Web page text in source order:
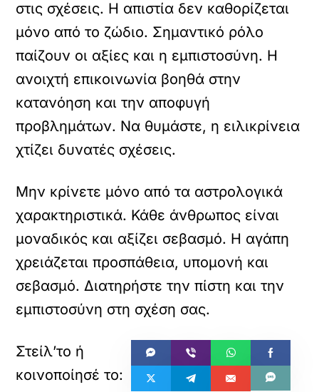
στις σχέσεις. Η απιστία δεν καθορίζεται
μόνο από το ζώδιο. Σημαντικό ρόλο
παίζουν οι αξίες και η εμπιστοσύνη. Η
ανοιχτή επικοινωνία βοηθά στην
κατανόηση και την αποφυγή
προβλημάτων. Να θυμάστε, η ειλικρίνεια
χτίζει δυνατές σχέσεις.
Μην κρίνετε μόνο από τα αστρολογικά
χαρακτηριστικά. Κάθε άνθρωπος είναι
μοναδικός και αξίζει σεβασμό. Η αγάπη
χρειάζεται προσπάθεια, υπομονή και
σεβασμό. Διατηρήστε την πίστη και την
εμπιστοσύνη στη σχέση σας.